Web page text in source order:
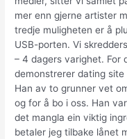
mer enn gjerne artister
tredje muligheten er å
USB-porten. Vi
– 4 dagers varighet. For
demonstrerer dating
Han av to grunner vet
og for å bo i oss. Han
det mangla ein viktig
betaler jeg tilbake lånet